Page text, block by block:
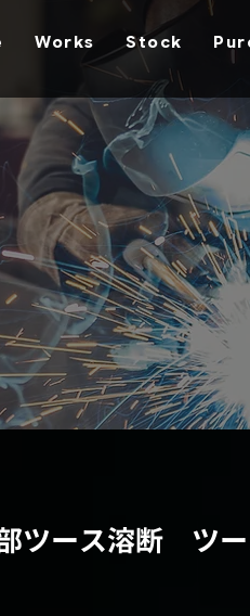
Works Stock
ツース溶断 ツ